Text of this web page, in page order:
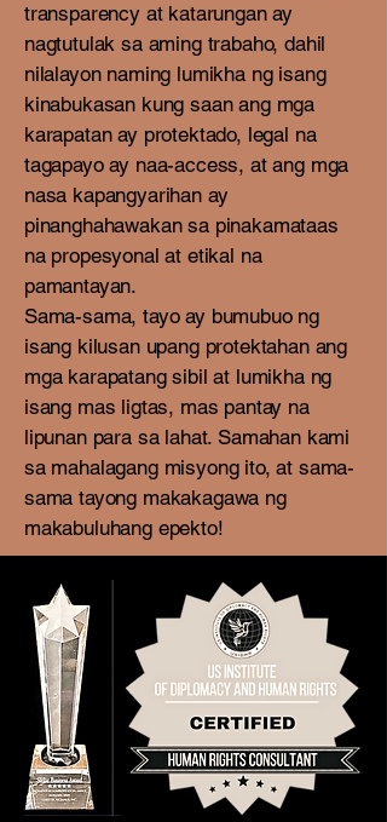
transparency at katarungan ay
nagtutulak sa aming trabaho, dahil
nilalayon naming lumikha ng isang
kinabukasan kung saan ang mga
karapatan ay protektado, legal na
tagapayo ay naa-access, at ang mga
nasa kapangyarihan ay
pinanghahawakan sa pinakamataas
na propesyonal at etikal na
pamantayan.
Sama-sama, tayo ay bumubuo ng
isang kilusan upang protektahan ang
mga karapatang sibil at lumikha ng
isang mas ligtas, mas pantay na
lipunan para sa lahat. Samahan kami
sa mahalagang misyong ito, at sama-
sama tayong makakagawa ng
makabuluhang epekto!